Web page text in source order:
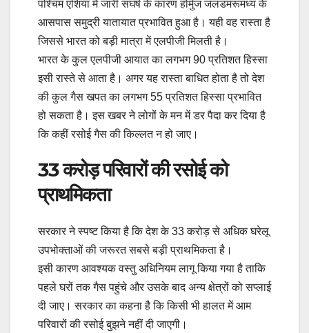
पश्चिम एशिया में जारी संघर्ष के कारण होर्मुज जलडमरूमध्य के
आसपास समुद्री यातायात प्रभावित हुआ है। यही वह रास्ता है
जिससे भारत को बड़ी मात्रा में एलपीजी मिलती है।
भारत के कुल एलपीजी आयात का लगभग 90 प्रतिशत हिस्सा
इसी रास्ते से आता है। अगर यह रास्ता बाधित होता है तो देश
की कुल गैस खपत का लगभग 55 प्रतिशत हिस्सा प्रभावित
हो सकता है। इस खबर ने लोगों के मन में डर पैदा कर दिया है
कि कहीं रसोई गैस की किल्लत न हो जाए।
33 करोड़ परिवारों की रसोई को
प्राथमिकता
सरकार ने स्पष्ट किया है कि देश के 33 करोड़ से अधिक घरेलू
उपभोक्ताओं की जरूरत सबसे बड़ी प्राथमिकता है।
इसी कारण आवश्यक वस्तु अधिनियम लागू किया गया है ताकि
पहले घरों तक गैस पहुंचे और उसके बाद अन्य क्षेत्रों को सप्लाई
दी जाए। सरकार का कहना है कि किसी भी हालत में आम
परिवारों की रसोई बुझने नहीं दी जाएगी।